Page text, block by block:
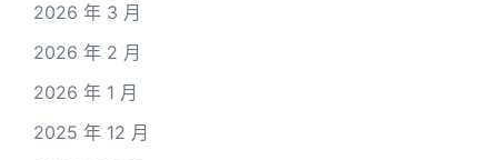
2026 年 3 月
2026 年 2 月
2026 年 1 月
2025 年 12 月